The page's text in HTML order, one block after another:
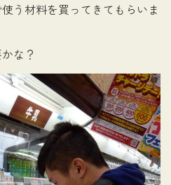
う材料を買ってきてもらいま
な？